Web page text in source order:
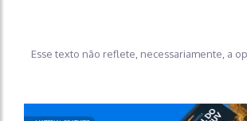
Esse texto não reflete, necessariamente, a